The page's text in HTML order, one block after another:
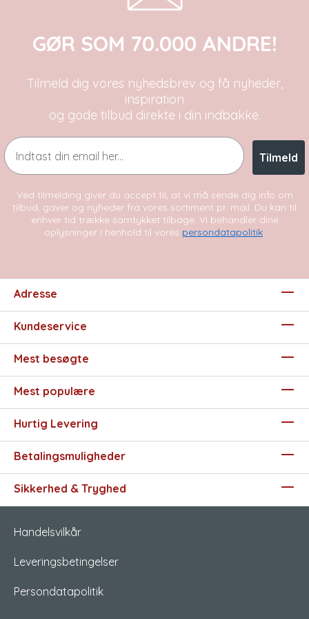
GØR SOM 70.000 ANDRE!
Tilmeld dig vores nyhedsbrev og få nyheder,
inspiration
og gode tilbud direkte i din indbakke.
Email
Tilmeld
Ved tilmelding giver du accept til, at vi må sende dig info om
tilbud, gaver og nyheder fra vores sortiment pr. mail. Du kan til
enhver tid trække samtykket tilbage. Vi behandler dine
oplysninger i henhold til vores persondatapolitik.
Adresse
Kundeservice
Mest besøgte
Mest populære
Hurtig Levering
Betalingsmuligheder
Sikkerhed & Tryghed
Handelsvilkår
Leveringsbetingelser
Persondatapolitik